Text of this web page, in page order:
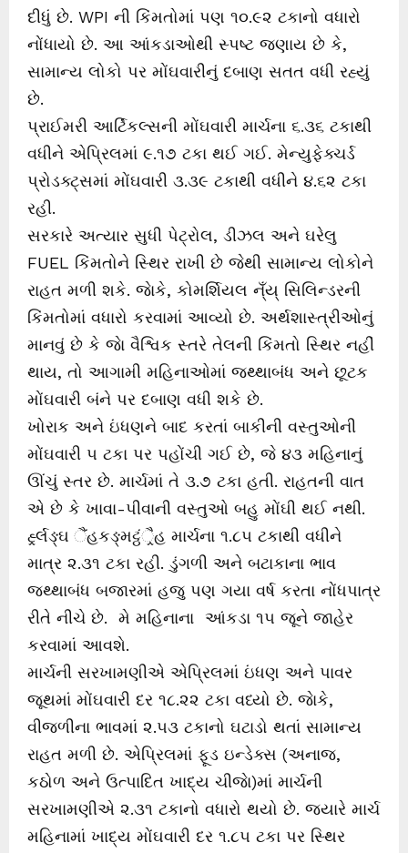
દીધું છે. WPI ની કિંમતોમાં પણ ૧૦.૯૨ ટકાનો વધારો
નોંધાયો છે. આ આંકડાઓથી સ્પષ્ટ જણાય છે કે,
સામાન્ય લોકો પર મોંઘવારીનું દબાણ સતત વધી રહ્યું
છે.
પ્રાઈમરી આર્ટિકલ્સની મોંઘવારી માર્ચના ૬.૩૬ ટકાથી
વધીને એપ્રિલમાં ૯.૧૭ ટકા થઈ ગઈ. મેન્યુફેક્ચર્ડ
પ્રોડક્ટ્સમાં મોંઘવારી ૩.૩૯ ટકાથી વધીને ૪.૬૨ ટકા
રહી.
સરકારે અત્યાર સુધી પેટ્રોલ, ડીઝલ અને ઘરેલુ
FUEL કિંમતોને સ્થિર રાખી છે જેથી સામાન્ય લોકોને
રાહત મળી શકે. જાેકે, કોમર્શિયલ ન્ઁય્ સિલિન્ડરની
કિંમતોમાં વધારો કરવામાં આવ્યો છે. અર્થશાસ્ત્રીઓનું
માનવું છે કે જાે વૈશ્વિક સ્તરે તેલની કિંમતો સ્થિર નહીં
થાય, તો આગામી મહિનાઓમાં જથ્થાબંધ અને છૂટક
મોંઘવારી બંને પર દબાણ વધી શકે છે.
ખોરાક અને ઇંધણને બાદ કરતાં બાકીની વસ્તુઓની
મોંઘવારી ૫ ટકા પર પહોંચી ગઈ છે, જે ૪૩ મહિનાનું
ઊંચું સ્તર છે. માર્ચમાં તે ૩.૭ ટકા હતી. રાહતની વાત
એ છે કે ખાવા-પીવાની વસ્તુઓ બહુ મોંઘી થઈ નથી.
ર્હ્ર્લઙ્ઘ ૈંહકઙ્મટ્ઠંર્ૈહ માર્ચના ૧.૮૫ ટકાથી વધીને
માત્ર ૨.૩૧ ટકા રહી. ડુંગળી અને બટાકાના ભાવ
જથ્થાબંધ બજારમાં હજુ પણ ગયા વર્ષ કરતા નોંધપાત્ર
રીતે નીચે છે. મે મહિનાના આંકડા ૧૫ જૂને જાહેર
કરવામાં આવશે.
માર્ચની સરખામણીએ એપ્રિલમાં ઇંધણ અને પાવર
જૂથમાં મોંઘવારી દર ૧૮.૨૨ ટકા વધ્યો છે. જાેકે,
વીજળીના ભાવમાં ૨.૫૩ ટકાનો ઘટાડો થતાં સામાન્ય
રાહત મળી છે. એપ્રિલમાં ફૂડ ઇન્ડેક્સ (અનાજ,
કઠોળ અને ઉત્પાદિત ખાદ્ય ચીજાે)માં માર્ચની
સરખામણીએ ૨.૩૧ ટકાનો વધારો થયો છે. જ્યારે માર્ચ
મહિનામાં ખાદ્ય મોંઘવારી દર ૧.૮૫ ટકા પર સ્થિર